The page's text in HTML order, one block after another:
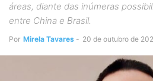
áreas, diante das inúmeras
entre China e Brasil.
Por Mirela Tavares - 20 de outubro de